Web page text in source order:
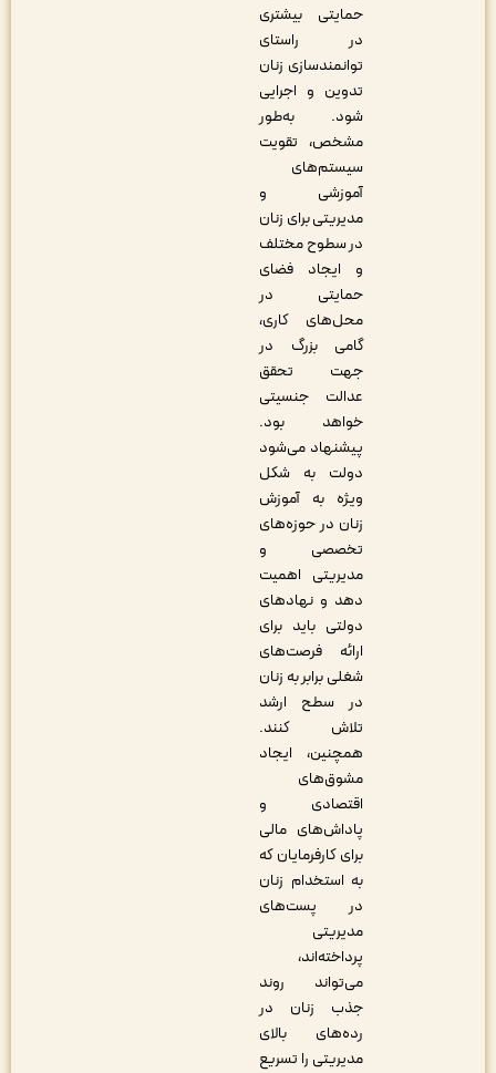
حمایتی بیشتری
در راستای
توانمندسازی زنان
تدوین و اجرایی
شود. به‌طور
مشخص، تقویت
سیستم‌های
آموزشی و
مدیریتی برای زنان
در سطوح مختلف
و ایجاد فضای
حمایتی در
محل‌های کاری،
گامی بزرگ در
جهت تحقق
عدالت جنسیتی
خواهد بود.
پیشنهاد می‌شود
دولت به شکل
ویژه به آموزش
زنان در حوزه‌های
تخصصی و
مدیریتی اهمیت
دهد و نهادهای
دولتی باید برای
ارائه فرصت‌های
شغلی برابر به زنان
در سطح ارشد
تلاش کنند.
همچنین، ایجاد
مشوق‌های
اقتصادی و
پاداش‌های مالی
برای کارفرمایان که
به استخدام زنان
در پست‌های
مدیریتی
پرداخته‌اند،
می‌تواند روند
جذب زنان در
رده‌های بالای
مدیریتی را تسریع